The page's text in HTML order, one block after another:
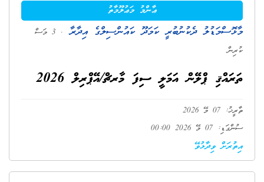
ޢާންމު މަޢުލޫމާތު
މާޅޮސްމަޑުލު ދެކުނުބުރީ ކަމަދޫ ކައުންސިލްގެ އިދާރާ
. 3 މަސް
ކުރިން
ތަރައްޤި ޕްލޭން އަމަލީ ސިފަ މާރޗް/އޭޕްރިލް 2026
ތާރީޚު: 07 މޭ 2026
ސުންގަޑި: 07 މޭ 2026 00:00
އިތުރަށް ވިދާޅުވޭ